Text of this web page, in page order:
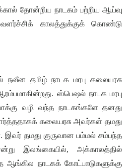
தோன்றிய நாடகம் பற்றிய ஆய்வு
காலத்துக்குக் கொண்டு
நவீன தமிழ் நாடக மரபு கலையரசு
. ஸ்பெஷல் நாடக மரபு
வழி வந்த நாடகங்களே தனது
கலையரசு அவர்கள் தமது
. இவர் தமது குருவான பம்மல் சம்பந்த
இலங்கையில், அக்காலத்தில்
ஆங்கில நாடகக் கோட்பாடுகளுக்கு